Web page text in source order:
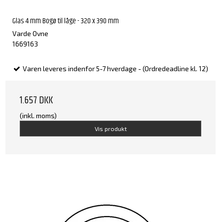
Glas 4 mm Bogø til låge - 320 x 390 mm
Varde Ovne
1669163
Varen leveres indenfor 5-7 hverdage - (Ordredeadline kl. 12)
1.657 DKK
(inkl. moms)
Vis produkt